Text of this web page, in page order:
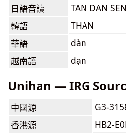
日語音讀
TAN DAN
韓語
THAN
華語
dàn
越南語
dạn
Unihan — IRG
中國源
G3-
香港源
HB2-